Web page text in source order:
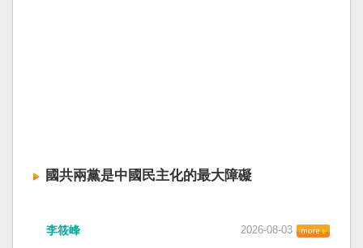
國共兩黨是中國民主化的最大障礙
李筱峰 2026-08-03